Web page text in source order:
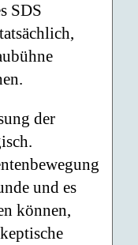
SDS
der
und es
können,